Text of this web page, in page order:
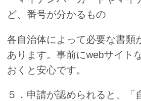
ど、番号が分かるもの
各自治体によって必要な書類
あります。事前にwebサイト
おくと安心です。
５．申請が認められると、「